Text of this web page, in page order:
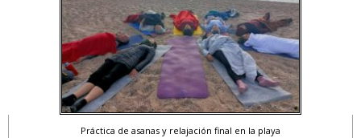
Práctica de asanas y relajación final en la playa